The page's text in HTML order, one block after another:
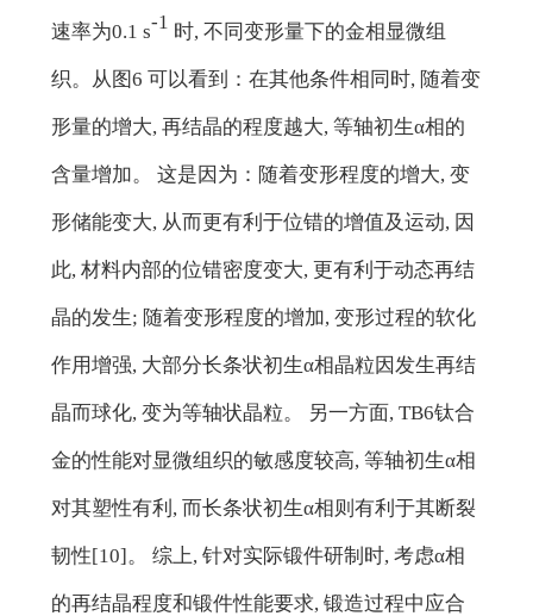
速率为0.1 s-1 时, 不同变形量下的金相显微组
织。从图6 可以看到：在其他条件相同时, 随着变
形量的增大, 再结晶的程度越大, 等轴初生α相的
含量增加。 这是因为：随着变形程度的增大, 变
形储能变大, 从而更有利于位错的增值及运动, 因
此, 材料内部的位错密度变大, 更有利于动态再结
晶的发生; 随着变形程度的增加, 变形过程的软化
作用增强, 大部分长条状初生α相晶粒因发生再结
晶而球化, 变为等轴状晶粒。 另一方面, TB6钛合
金的性能对显微组织的敏感度较高, 等轴初生α相
对其塑性有利, 而长条状初生α相则有利于其断裂
韧性[10]。 综上, 针对实际锻件研制时, 考虑α相
的再结晶程度和锻件性能要求, 锻造过程中应合